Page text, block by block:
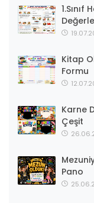
1.Sınıf
Kitap
Formu
Karne
Çeşit
Pano